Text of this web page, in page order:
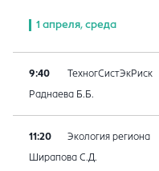
1 апреля, среда
9:40 ТехногСистЭкРиск
Раднаева Б.Б.
11:20 Экология региона
Ширапова С.Д.